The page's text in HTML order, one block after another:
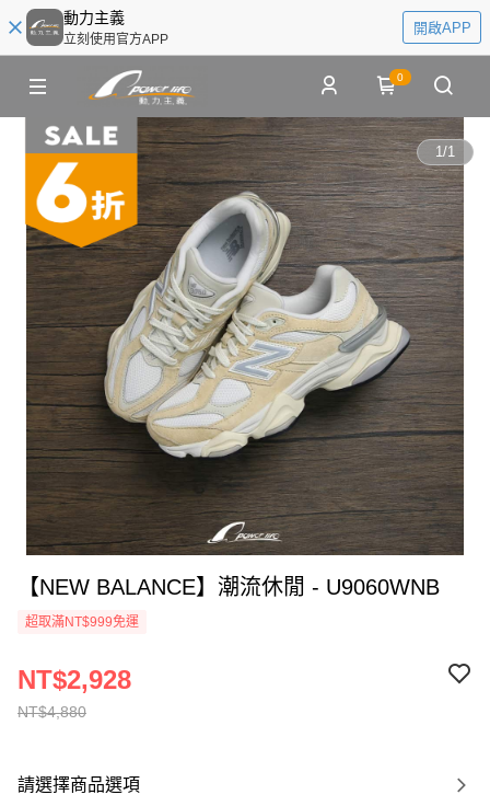
動力主義
立刻使用官方APP
開啟APP
0
1/1
【NEW BALANCE】潮流休閒 - U9060WNB
超取滿NT$999免運
NT$4,880
NT$2,928
請選擇商品選項